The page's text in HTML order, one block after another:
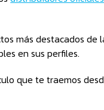
más destacados de
en sus perfiles.
que te traemos